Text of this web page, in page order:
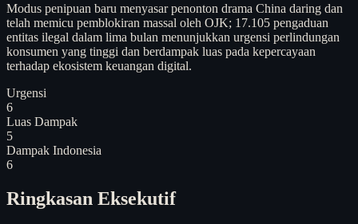
Modus penipuan baru menyasar penonton drama China daring dan
telah memicu pemblokiran massal oleh OJK; 17.105 pengaduan
entitas ilegal dalam lima bulan menunjukkan urgensi perlindungan
konsumen yang tinggi dan berdampak luas pada kepercayaan
terhadap ekosistem keuangan digital.
Urgensi
6
Luas Dampak
5
Dampak Indonesia
6
Ringkasan Eksekutif